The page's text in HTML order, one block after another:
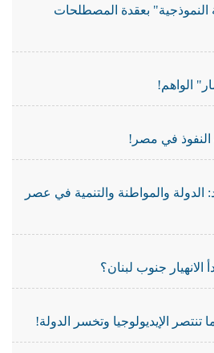
بعقدة المصطلحات
الواهم!
النفوذ في مصر!
والمواطنة والتنمية في عصر
جنوب لبنان؟
تنتصر الإيديولوجيا وتخسر الدولة!